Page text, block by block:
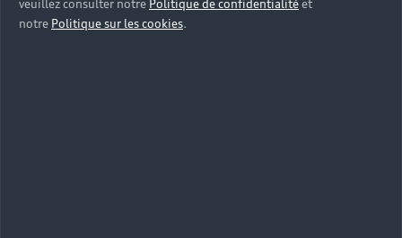
veuillez consulter notre Politique de confidentialitéet
notre Politique sur les cookies.